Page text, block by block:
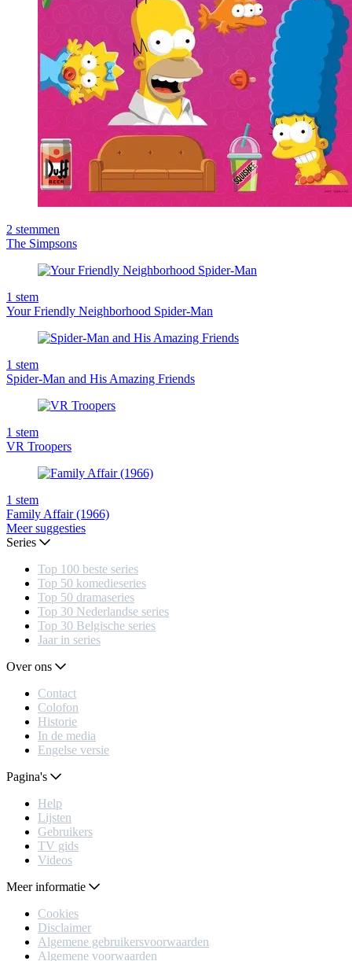
2 stemmen
The Simpsons
1 stem
Your Friendly Neighborhood Spider-Man
1 stem
Spider-Man and His Amazing Friends
1 stem
VR Troopers
1 stem
Family Affair (1966)
Meer suggesties
Series
Top 100 beste series
Top 50 komedieseries
Top 50 dramaseries
Top 30 Nederlandse series
Top 30 Belgische series
Jaar in series
Over ons
Contact
Colofon
Historie
In de media
Engelse versie
Pagina's
Help
Lijsten
Gebruikers
TV gids
Videos
Meer informatie
Cookies
Disclaimer
Algemene gebruikersvoorwaarden
Algemene voorwaarden